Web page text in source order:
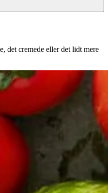
det cremede eller det lidt mere